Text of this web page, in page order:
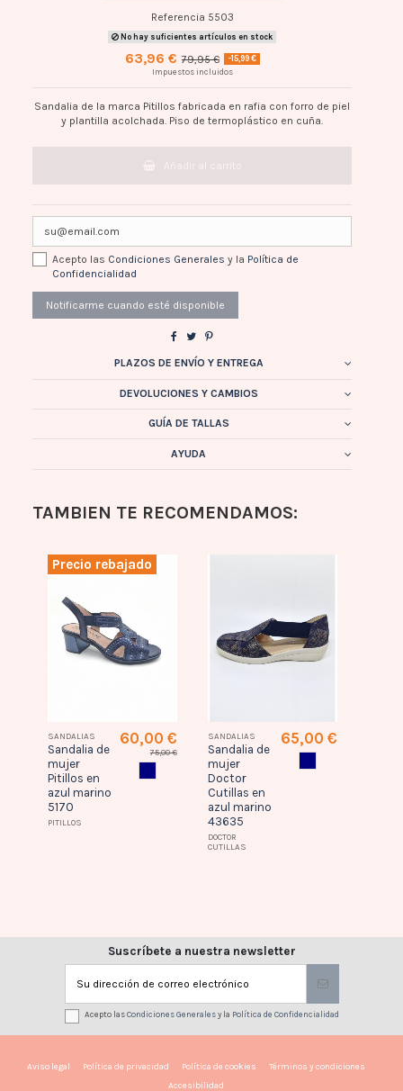
Referencia 5503
No hay suficientes artículos en stock
63,96 € 79,95 € -15,99 €
Impuestos incluidos
Sandalia de la marca Pitillos fabricada en rafia con forro de piel
y plantilla acolchada. Piso de termoplástico en cuña.
Acepto las Condiciones Generales y la Política de
Confidencialidad
PLAZOS DE ENVÍO Y ENTREGA
DEVOLUCIONES Y CAMBIOS
GUÍA DE TALLAS
AYUDA
TAMBIEN TE RECOMENDAMOS:
Precio rebajado
SANDALIAS
Sandalia de
mujer
Pitillos en
azul marino
5170
PITILLOS
60,00 €
75,00 €
AZUL MARINO
SANDALIAS
Sandalia de
mujer
Doctor
Cutillas en
azul marino
43635
DOCTOR
CUTILLAS
65,00 €
Suscríbete a nuestra newsletter
Acepto lasCondiciones Generalesy la Política de Confidencialidad
Aviso legal Política de privacidad Política de cookies
Términos y condiciones
Accesibilidad